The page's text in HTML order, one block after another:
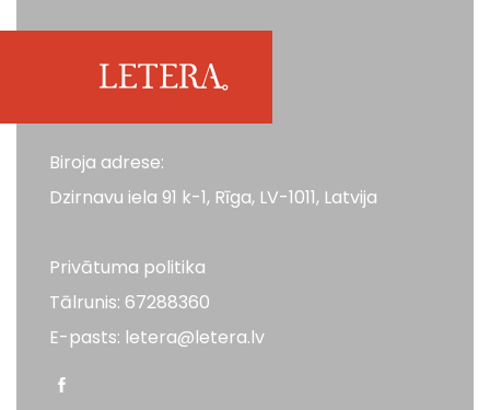
Biroja adrese:
Dzirnavu iela 91 k-1, Rīga, LV-1011, Latvija
Privātuma politika
Tālrunis: 67288360
E-pasts: letera@letera.lv